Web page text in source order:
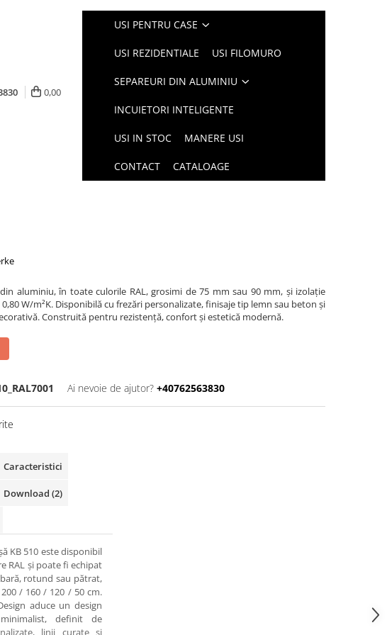
0,00
USI PENTRU CASE
USI REZIDENTIALE USI FILOMURO
SEPAREURI DIN ALUMINIU
INCUIETORI INTELIGENTE
USI IN STOC MANERE USI
CONTACT CATALOAGE
aluminiu, în toate culorile RAL, grosimi de 75 mm sau 90 mm, și izolație
W/m²K. Disponibilă cu frezări personalizate, finisaje tip lemn sau beton și
Construită pentru rezistență, confort și estetică modernă.
Ai nevoie de ajutor? +40762563830
Caracteristici
Download (2)
KB 510 este disponibil
RAL și poate fi echipat
rotund sau pătrat,
/ 160 / 120 / 50 cm.
aduce un design
definit de
linii curate și